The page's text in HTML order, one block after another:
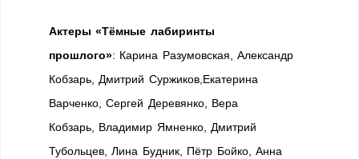
Актеры «Тёмные лабиринты
прошлого»: Карина Разумовская, Александр
Кобзарь, Дмитрий Суржиков,Екатерина
Варченко, Сергей Деревянко, Вера
Кобзарь, Владимир Ямненко, Дмитрий
Тубольцев, Лина Будник, Пётр Бойко, Анна